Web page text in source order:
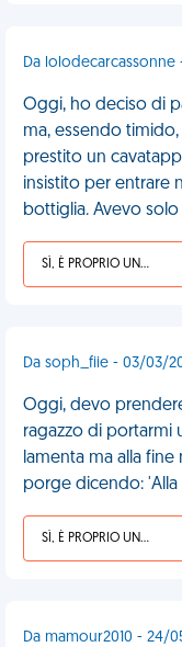
Da lolodecarcassonne
Oggi, ho deciso di
ma, essendo
prestito un
insistito per entrare
bottiglia. Avevo
SÌ, È PROPRIO UNA VDM!
Da soph_fiie - 03/03/
Oggi, devo
ragazzo di portarmi
lamenta ma alla
porge dicendo: 'Alla
SÌ, È PROPRIO UNA VDM!
Da mamour2010 - 24/